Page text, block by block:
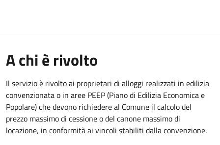
A chi è rivolto
Il servizio è rivolto ai proprietari di alloggi realizzati in edilizia
convenzionata o in aree PEEP (Piano di Edilizia Economica e
Popolare) che devono richiedere al Comune il calcolo del
prezzo massimo di cessione o del canone massimo di
locazione, in conformità ai vincoli stabiliti dalla convenzione.